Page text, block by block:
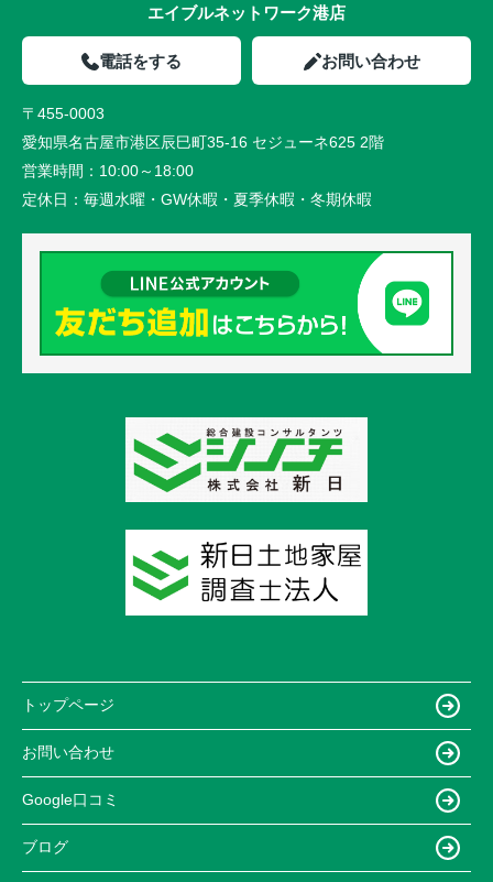
エイブルネットワーク港店
電話をする お問い合わせ
〒455-0003
愛知県名古屋市港区辰巳町35-16 セジューネ625 2階
営業時間： 10:00～18:00
定休日： 毎週水曜・GW休暇・夏季休暇・冬期休暇
トップページ
お問い合わせ
Google口コミ
ブログ